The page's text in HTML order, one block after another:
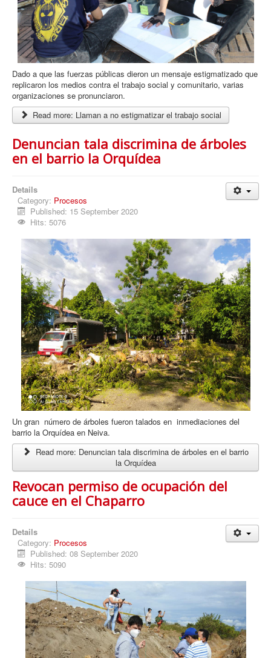
Dado a que las fuerzas públicas dieron un mensaje estigmatizado que
replicaron los medios contra el trabajo social y comunitario, varias
organizaciones se pronunciaron.
Read more: Llaman a no estigmatizar el trabajo social
Denuncian tala discrimina de árboles
en el barrio la Orquídea
Details
Category: Procesos
Published: 15 September 2020
Hits: 5076
Un gran número de árboles fueron talados en inmediaciones del
barrio la Orquídea en Neiva.
Read more: Denuncian tala discrimina de árboles en el barrio
la Orquídea
Revocan permiso de ocupación del
cauce en el Chaparro
Details
Category: Procesos
Published: 08 September 2020
Hits: 5090